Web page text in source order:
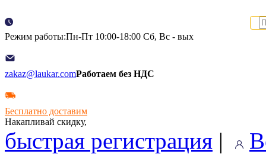
Режим работы:Пн-Пт 10:00-18:00 Сб, Вс - вых
zakaz@laukar.comРаботаем без НДС
Бесплатно доставим
Накапливай скидку,
быстрая регистрация |